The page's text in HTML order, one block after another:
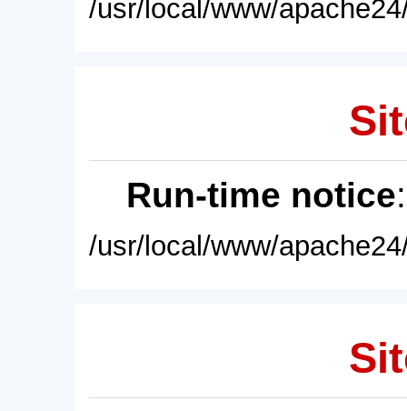
/usr/local/www/
Run-time notice
/usr/local/www/